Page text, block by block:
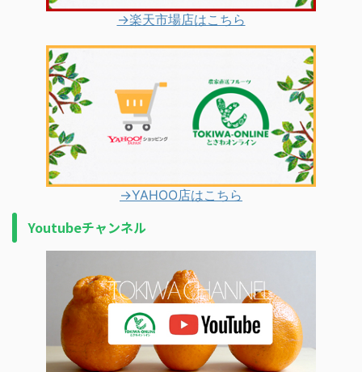
→楽天市場店はこちら
→YAHOO店はこちら
Youtubeチャンネル